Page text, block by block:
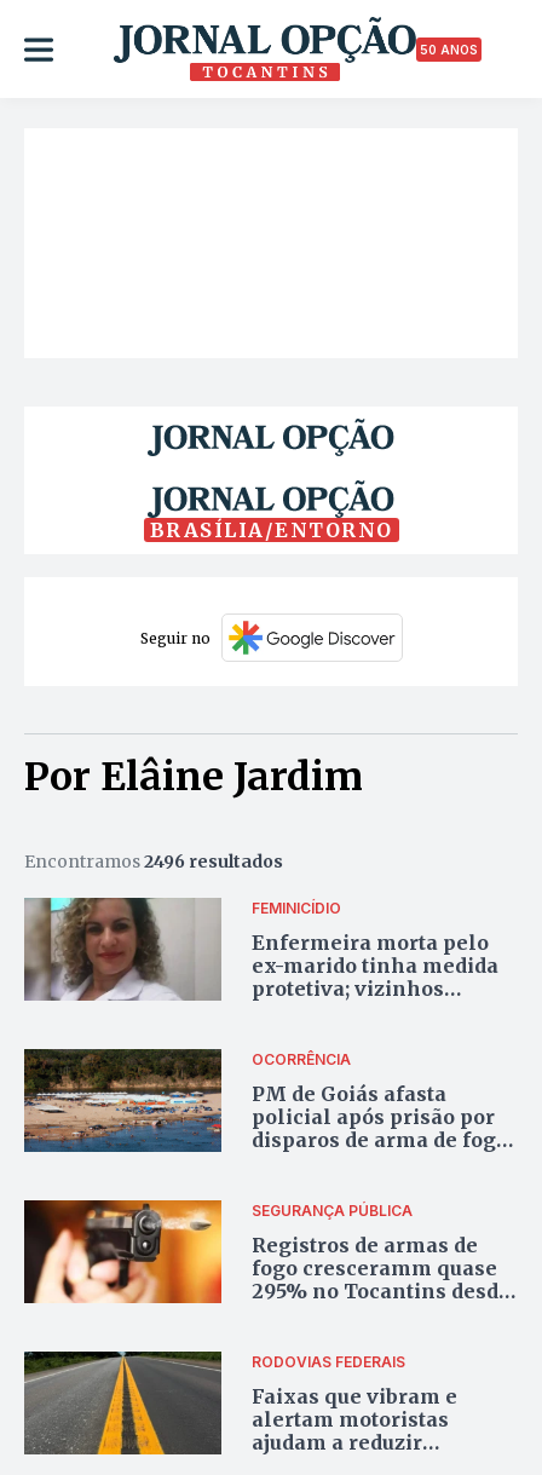
50 ANOS
BRASÍLIA/ENTORNO
Seguir no
Por Elâine Jardim
Encontramos2496 resultados
FEMINICÍDIO
Enfermeira morta pelo
ex-marido tinha medida
protetiva; vizinhos
OCORRÊNCIA
PM de Goiás afasta
policial após prisão por
disparos de arma de fogo
SEGURANÇA PÚBLICA
Registros de armas de
fogo cresceramm quase
295% no Tocantins desde
RODOVIAS FEDERAIS
Faixas que vibram e
alertam motoristas
ajudam a reduzir